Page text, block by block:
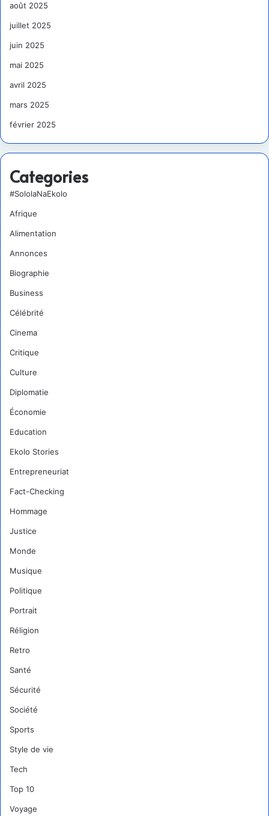
août 2025
juillet 2025
juin 2025
mai 2025
avril 2025
mars 2025
février 2025
Categories
#SololaNaEkolo
Afrique
Alimentation
Annonces
Biographie
Business
Célébrité
Cinema
Critique
Culture
Diplomatie
Économie
Education
Ekolo Stories
Entrepreneuriat
Fact-Checking
Hommage
Justice
Monde
Musique
Politique
Portrait
Réligion
Retro
Santé
Sécurité
Société
Sports
Style de vie
Tech
Top 10
Voyage